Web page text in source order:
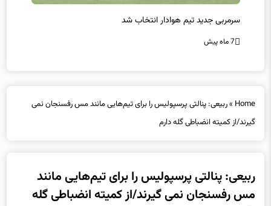
سرمربی جدید تیم هوادار انتخاب شد
7 ماه پیش
گیرند/از کمیته انضباطی گله دارم
مس رفسنجان نمی گیرند/از کمیته انضباطی گله
دارم